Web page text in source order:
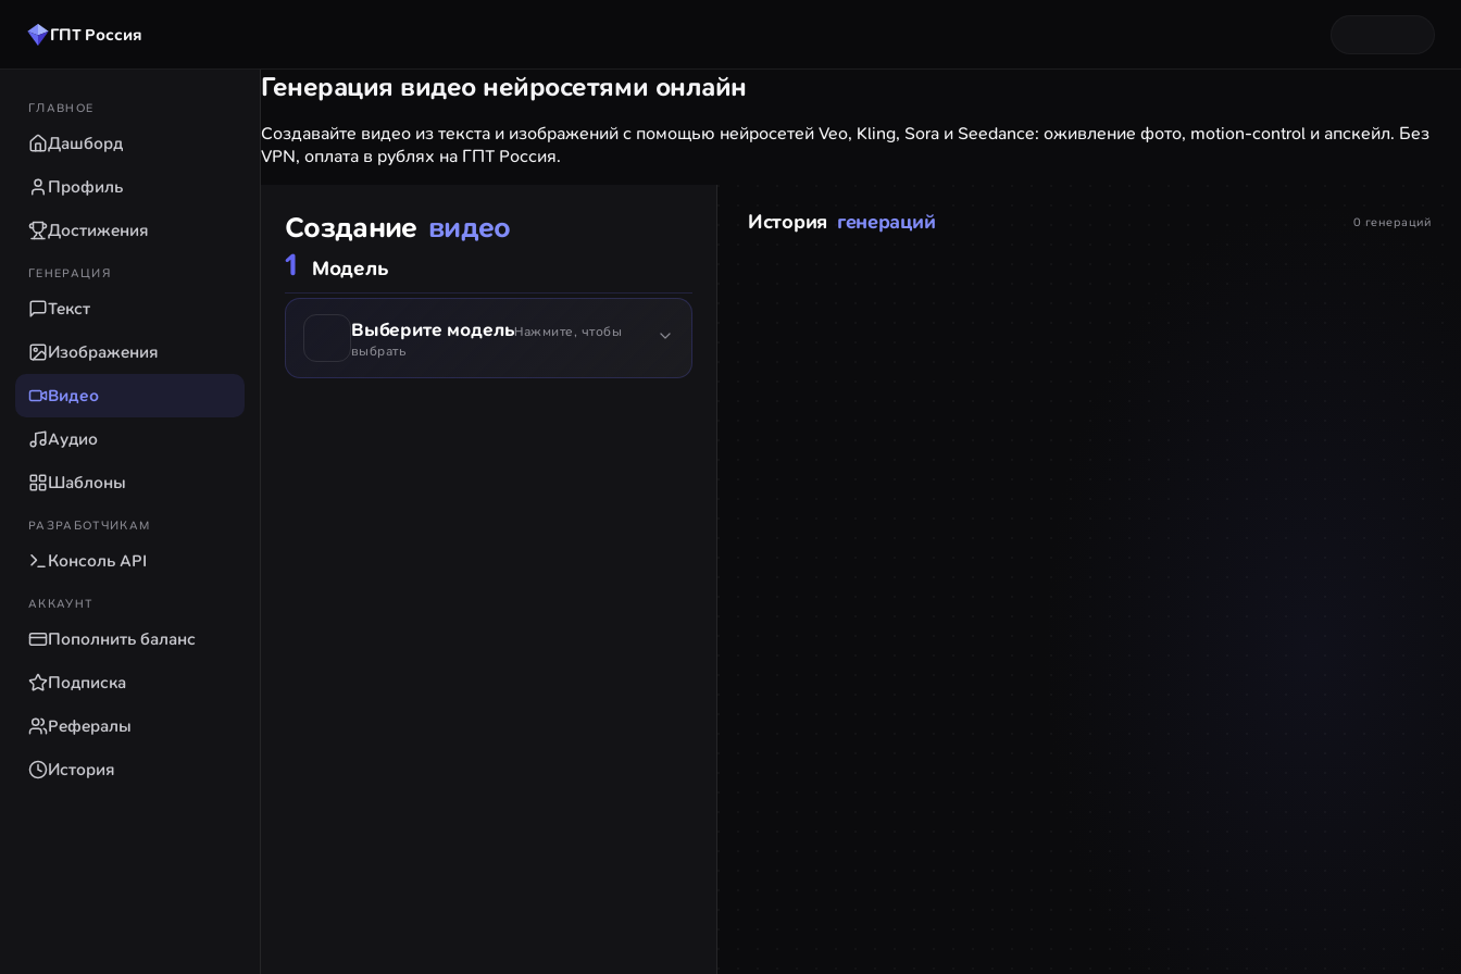
ГПТ Россия
ГЛАВНОЕ
Дашборд
Профиль
Достижения
ГЕНЕРАЦИЯ
Текст
Изображения
Видео
Аудио
Шаблоны
РАЗРАБОТЧИКАМ
Консоль API
АККАУНТ
Пополнить баланс
Подписка
Рефералы
История
Генерация видео нейросетями онлайн
Создавайте видео из текста и изображений с помощью нейросетей Veo, Kling, Sora и Seedance: оживление фото, motion-control и апскейл. Без
VPN, оплата в рублях на ГПТ Россия.
Создание видео
Модель
Выберите модельНажмите, чтобы
выбрать
История генераций 0 генераций